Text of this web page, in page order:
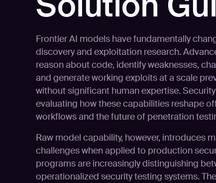
Frontier AI models have fundamentally
discovery and exploitation research.
reason about code, identify weaknesses,
and generate working exploits at a scale
without significant human expertise.
evaluating how these capabilities reshape
workflows and the future of penetration
Raw model capability, however, introduces
challenges when applied to production
programs are increasingly distinguishing
operationalized security testing systems.